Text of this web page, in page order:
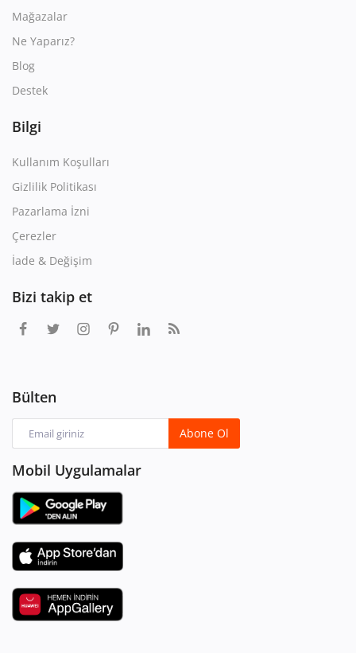
Mağazalar
Ne Yaparız?
Blog
Destek
Bilgi
Kullanım Koşulları
Gizlilik Politikası
Pazarlama İzni
Çerezler
İade & Değişim
Bizi takip et
Bülten
Abone Ol
Mobil Uygulamalar